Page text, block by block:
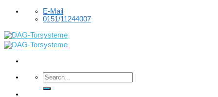
Skip
E-Mail
0151/11244007